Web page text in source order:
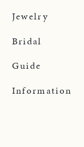
Jewelry
Bridal
Guide
Information